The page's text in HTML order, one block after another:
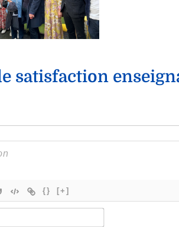
satisfaction
{} [+]